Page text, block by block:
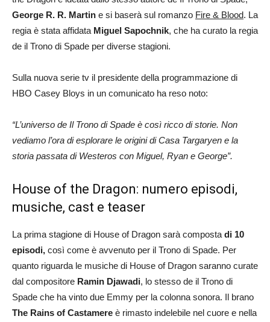
George R. R. Martin e si baserà sul romanzo Fire & Blood. La
regia è stata affidata Miguel Sapochnik, che ha curato la regia
de il Trono di Spade per diverse stagioni.
Sulla nuova serie tv il presidente della programmazione di
HBO Casey Bloys in un comunicato ha reso noto:
“L’universo de Il Trono di Spade è così ricco di storie. Non
vediamo l’ora di esplorare le origini di Casa Targaryen e la
storia passata di Westeros con Miguel, Ryan e George”.
House of the Dragon: numero episodi,
musiche, cast e teaser
La prima stagione di House of Dragon sarà composta di 10
episodi, così come è avvenuto per il Trono di Spade. Per
quanto riguarda le musiche di House of Dragon saranno curate
dal compositore Ramin Djawadi, lo stesso de il Trono di
Spade che ha vinto due Emmy per la colonna sonora. Il brano
The Rains of Castamere è rimasto indelebile nel cuore e nella